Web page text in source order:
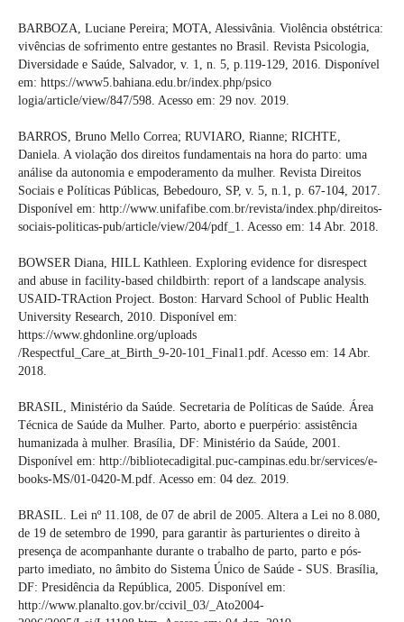
BARBOZA, Luciane Pereira; MOTA, Alessivânia. Violência obstétrica:
vivências de sofrimento entre gestantes no Brasil. Revista Psicologia,
Diversidade e Saúde, Salvador, v. 1, n. 5, p.119-129, 2016. Disponível
em: https://www5.bahiana.edu.br/index.php/psico
logia/article/view/847/598. Acesso em: 29 nov. 2019.
BARROS, Bruno Mello Correa; RUVIARO, Rianne; RICHTE,
Daniela. A violação dos direitos fundamentais na hora do parto: uma
análise da autonomia e empoderamento da mulher. Revista Direitos
Sociais e Políticas Públicas, Bebedouro, SP, v. 5, n.1, p. 67-104, 2017.
Disponível em: http://www.unifafibe.com.br/revista/index.php/direitos-
sociais-politicas-pub/article/view/204/pdf_1. Acesso em: 14 Abr. 2018.
BOWSER Diana, HILL Kathleen. Exploring evidence for disrespect
and abuse in facility-based childbirth: report of a landscape analysis.
USAID-TRAction Project. Boston: Harvard School of Public Health
University Research, 2010. Disponível em:
https://www.ghdonline.org/uploads
/Respectful_Care_at_Birth_9-20-101_Final1.pdf. Acesso em: 14 Abr.
2018.
BRASIL, Ministério da Saúde. Secretaria de Políticas de Saúde. Área
Técnica de Saúde da Mulher. Parto, aborto e puerpério: assistência
humanizada à mulher. Brasília, DF: Ministério da Saúde, 2001.
Disponível em: http://bibliotecadigital.puc-campinas.edu.br/services/e-
books-MS/01-0420-M.pdf. Acesso em: 04 dez. 2019.
BRASIL. Lei nº 11.108, de 07 de abril de 2005. Altera a Lei no 8.080,
de 19 de setembro de 1990, para garantir às parturientes o direito à
presença de acompanhante durante o trabalho de parto, parto e pós-
parto imediato, no âmbito do Sistema Único de Saúde - SUS. Brasília,
DF: Presidência da República, 2005. Disponível em:
http://www.planalto.gov.br/ccivil_03/_Ato2004-